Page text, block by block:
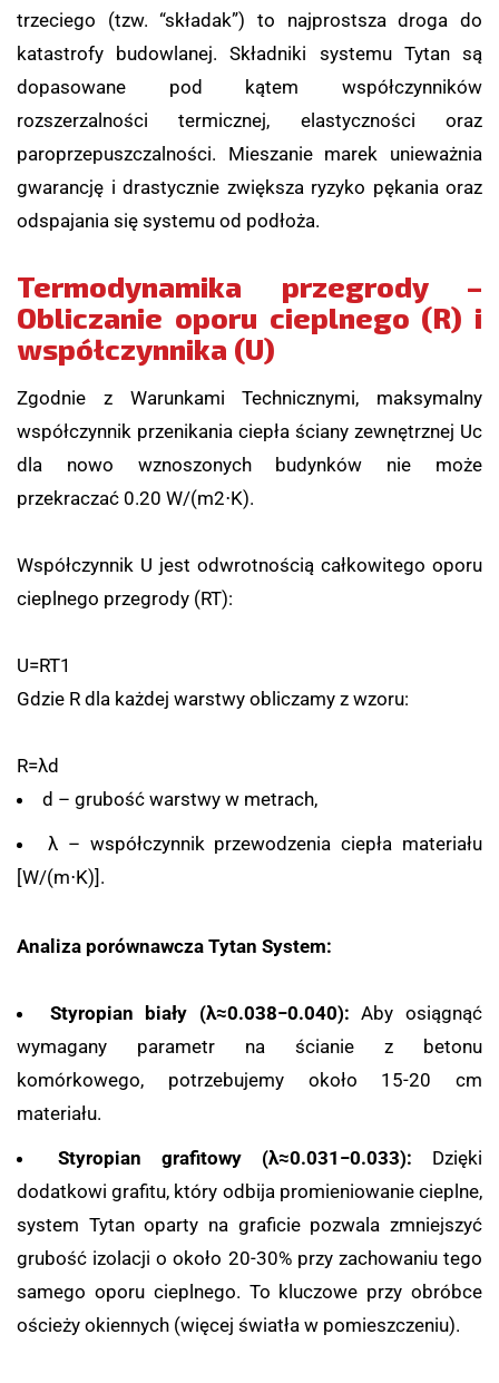
trzeciego (tzw. “składak”) to najprostsza droga do
katastrofy budowlanej. Składniki systemu Tytan są
dopasowane pod kątem współczynników
rozszerzalności termicznej, elastyczności oraz
paroprzepuszczalności. Mieszanie marek unieważnia
gwarancję i drastycznie zwiększa ryzyko pękania oraz
odspajania się systemu od podłoża.
Termodynamika przegrody –
Obliczanie oporu cieplnego (R) i
współczynnika (U)
Zgodnie z Warunkami Technicznymi, maksymalny
współczynnik przenikania ciepła ściany zewnętrznej Uc
dla nowo wznoszonych budynków nie może
przekraczać 0.20 W/(m2⋅K).
Współczynnik U jest odwrotnością całkowitego oporu
cieplnego przegrody (RT):
U=RT1
Gdzie R dla każdej warstwy obliczamy z wzoru:
R=λd
d – grubość warstwy w metrach,
λ– współczynnik przewodzenia ciepła materiału
[W/(m⋅K)] .
Analiza porównawcza Tytan System:
Styropian biały (λ≈0.038−0.040): Aby osiągnąć
wymagany parametr na ścianie z betonu
komórkowego, potrzebujemy około 15-20 cm
materiału.
Styropian grafitowy (λ≈0.031 −0.033): Dzięki
dodatkowi grafitu, który odbija promieniowanie cieplne,
system Tytan oparty na graficie pozwala zmniejszyć
grubość izolacji o około 20-30% przy zachowaniu tego
samego oporu cieplnego. To kluczowe przy obróbce
ościeży okiennych (więcej światła w pomieszczeniu).